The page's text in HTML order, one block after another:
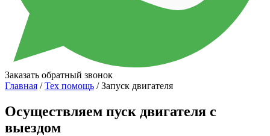
Заказать обратный звонок
Главная /Тех помощь / Запуск двигателя
Осуществляем пуск двигателя с
выездом